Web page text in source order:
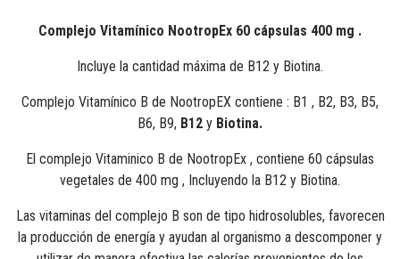
Complejo Vitamínico NootropEx 60 cápsulas 400 mg .
Incluye la cantidad máxima de B12 y Biotina.
Complejo Vitamínico B de NootropEX contiene : B1 , B2, B3, B5,
B6, B9, B12 y Biotina.
El complejo Vitaminico B de NootropEx , contiene 60 cápsulas
vegetales de 400 mg , Incluyendo la B12 y Biotina.
Las vitaminas del complejo B son de tipo hidrosolubles, favorecen
la producción de energía y ayudan al organismo a descomponer y